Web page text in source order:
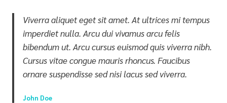
Viverra aliquet eget sit amet. At ultrices mi tempus
imperdiet nulla. Arcu dui vivamus arcu felis
bibendum ut. Arcu cursus euismod quis viverra nibh.
Cursus vitae congue mauris rhoncus. Faucibus
ornare suspendisse sed nisi lacus sed viverra.
John Doe